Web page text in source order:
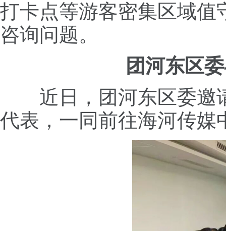
打卡点等游客密集区域值
咨询问题。
团河东区
近日，团河东区委邀
代表，一同前往海河传媒